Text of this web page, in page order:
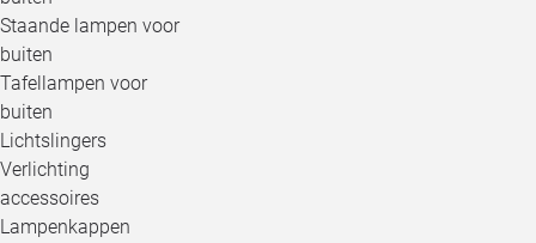
Staande lampen voor
buiten
Tafellampen voor
buiten
Lichtslingers
Verlichting
accessoires
Lampenkappen